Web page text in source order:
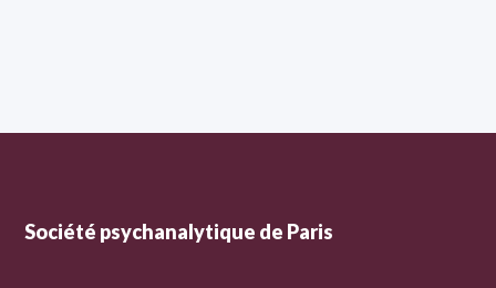
Société psychanalytique de Paris